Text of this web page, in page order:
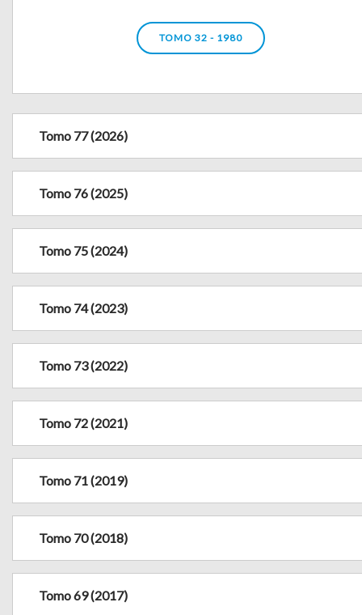
TOMO 32 - 1980
Tomo 77 (2026)
Tomo 76 (2025)
Tomo 75 (2024)
Tomo 74 (2023)
Tomo 73 (2022)
Tomo 72 (2021)
Tomo 71 (2019)
Tomo 70 (2018)
Tomo 69 (2017)